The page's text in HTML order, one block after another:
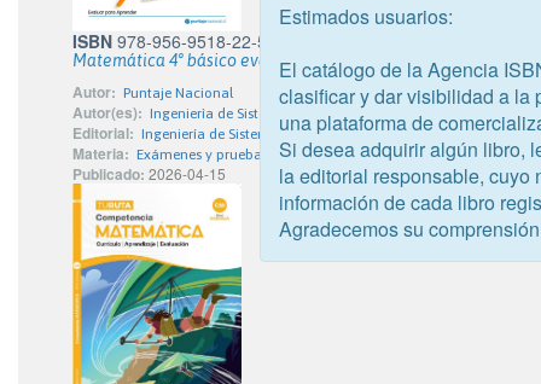
ISBN 978-956-9518-22-5
Matemática 4° básico evaluar para aprender - Proyecto Tu
Autor: Puntaje Nacional
Autor(es): Ingenierìa de Sistemas Open Green Road S.A.
Editorial: Ingeniería de Sistemas Open Green Road S.A.
Materia: Exámenes y pruebas; ubicación académica
Publicado: 2026-04-15
Estimados usuarios:
El catálogo de la Agencia
clasificar y dar visibilidad a la
una plataforma de
Si desea adquirir algún libro,
la editorial responsable, cuyo
información de cada libro
Agradecemos su